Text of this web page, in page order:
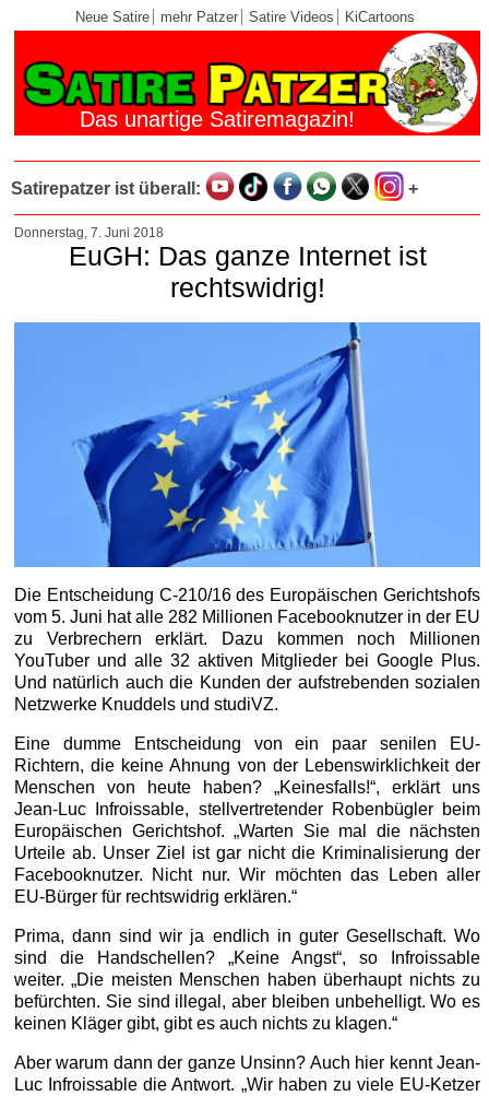
Neue Satire mehr Patzer Satire Videos KiCartoons
Das unartige Satiremagazin!
Satirepatzer ist überall: +
Donnerstag, 7. Juni 2018
EuGH: Das ganze Internet ist
rechtswidrig!
Die Entscheidung C-210/16 des Europäischen Gerichtshofs
vom 5. Juni hat alle 282 Millionen Facebooknutzer in der EU
zu Verbrechern erklärt. Dazu kommen noch Millionen
YouTuber und alle 32 aktiven Mitglieder bei Google Plus.
Und natürlich auch die Kunden der aufstrebenden sozialen
Netzwerke Knuddels und studiVZ.
Eine dumme Entscheidung von ein paar senilen EU-
Richtern, die keine Ahnung von der Lebenswirklichkeit der
Menschen von heute haben? „Keinesfalls!“, erklärt uns
Jean-Luc Infroissable, stellvertretender Robenbügler beim
Europäischen Gerichtshof. „Warten Sie mal die nächsten
Urteile ab. Unser Ziel ist gar nicht die Kriminalisierung der
Facebooknutzer. Nicht nur. Wir möchten das Leben aller
EU-Bürger für rechtswidrig erklären.“
Prima, dann sind wir ja endlich in guter Gesellschaft. Wo
sind die Handschellen? „Keine Angst“, so Infroissable
weiter. „Die meisten Menschen haben überhaupt nichts zu
befürchten. Sie sind illegal, aber bleiben unbehelligt. Wo es
keinen Kläger gibt, gibt es auch nichts zu klagen.“
Aber warum dann der ganze Unsinn? Auch hier kennt Jean-
Luc Infroissable die Antwort. „Wir haben zu viele EU-Ketzer